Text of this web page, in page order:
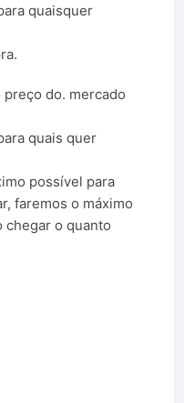
quaisquer
do. mercado
quais quer
possível para
faremos o máximo
chegar o quanto